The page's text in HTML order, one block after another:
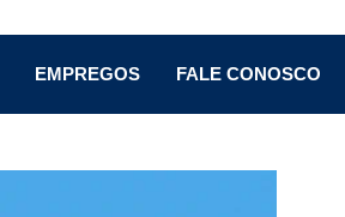
EMPREGOS FALE CONOSCO